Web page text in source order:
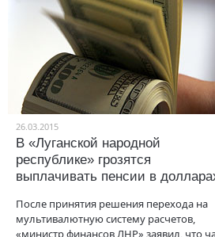
26.03.2015
В «Луганской народной
республике» грозятся
выплачивать пенсии в
После принятия решения перехода на
мультивалютную систему расчетов,
«министр финансов ЛНР» заявил, что